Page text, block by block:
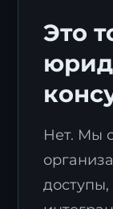
Это
Нет. Мы
Оставьте
вами для